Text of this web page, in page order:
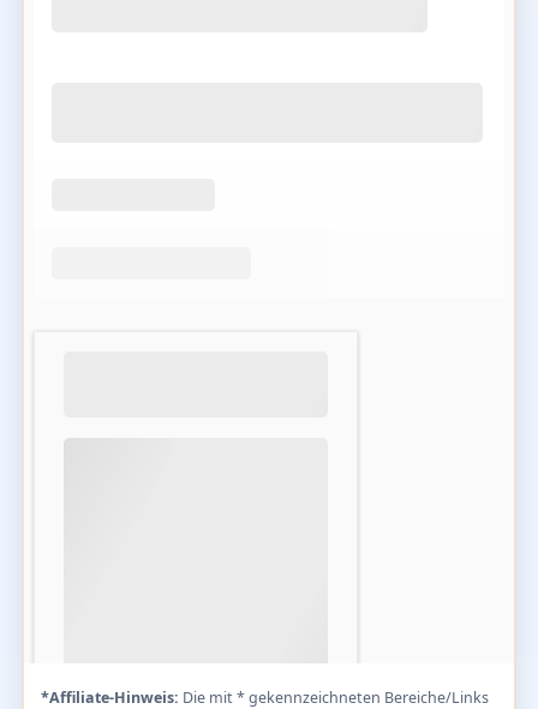
*Affiliate-Hinweis: Die mit * gekennzeichneten Bereiche/Links